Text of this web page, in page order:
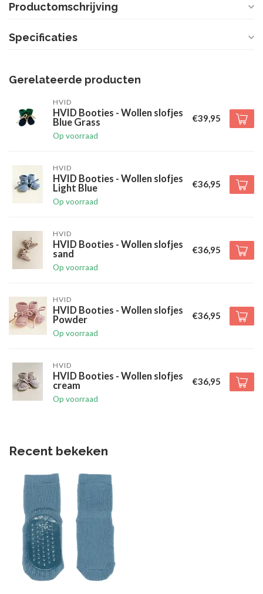
Productomschrijving
Specificaties
Gerelateerde producten
HVID
HVID Booties - Wollen slofjes
Blue Grass
Op voorraad
€39,95
HVID
HVID Booties - Wollen slofjes
Light Blue
Op voorraad
€36,95
HVID
HVID Booties - Wollen slofjes
sand
Op voorraad
€36,95
HVID
HVID Booties - Wollen slofjes
Powder
Op voorraad
€36,95
HVID
HVID Booties - Wollen slofjes
cream
Op voorraad
€36,95
Recent bekeken